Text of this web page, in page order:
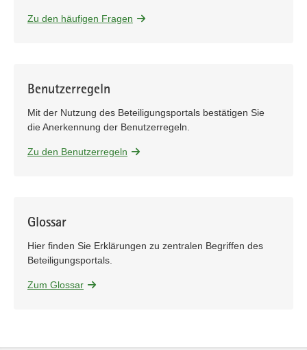
Zu den häufigen Fragen
Benutzerregeln
Mit der Nutzung des Beteiligungsportals bestätigen Sie
die Anerkennung der Benutzerregeln.
Zu den Benutzerregeln
Glossar
Hier finden Sie Erklärungen zu zentralen Begriffen des
Beteiligungsportals.
Zum Glossar